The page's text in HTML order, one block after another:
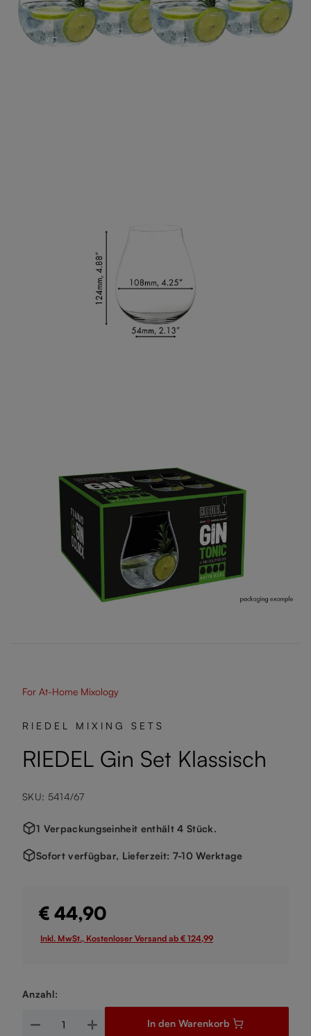
For At-Home Mixology
RIEDEL MIXING SETS
RIEDEL Gin Set Klassisch
SKU: 5414/67
1 Verpackungseinheit enthält 4 Stück.
Sofort verfügbar, Lieferzeit: 7-10 Werktage
€ 44,90
Inkl. MwSt., Kostenloser Versand ab € 124,99
Anzahl:
Produkt Anzahl: Gib den gewünschten Wert ein oder
In den Warenkorb